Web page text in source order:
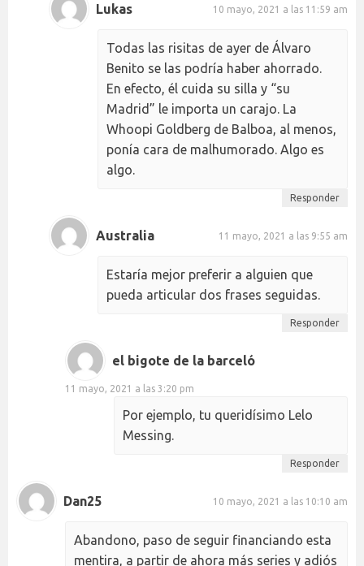
Lukas 10 mayo, 2021 a las 11:59 am
Todas las risitas de ayer de Álvaro
Benito se las podría haber ahorrado.
En efecto, él cuida su silla y “su
Madrid” le importa un carajo. La
Whoopi Goldberg de Balboa, al menos,
ponía cara de malhumorado. Algo es
algo.
Responder
Australia 11 mayo, 2021 a las 9:55 am
Estaría mejor preferir a alguien que
pueda articular dos frases seguidas.
Responder
el bigote de la barceló
11 mayo, 2021 a las 3:20 pm
Por ejemplo, tu queridísimo Lelo
Messing.
Responder
Dan25 10 mayo, 2021 a las 10:10 am
Abandono, paso de seguir financiando esta
mentira, a partir de ahora más series y adiós